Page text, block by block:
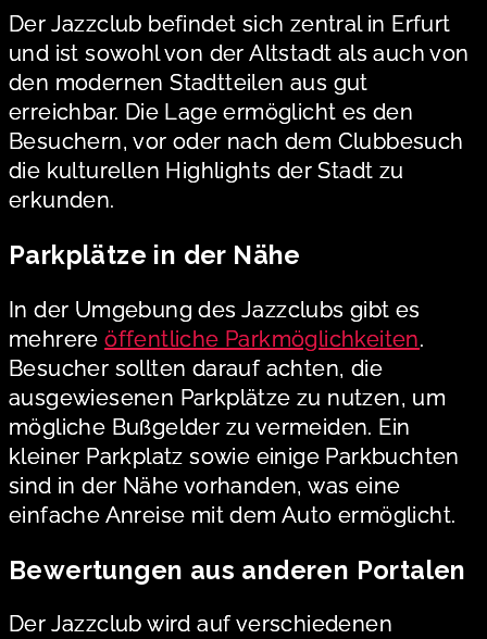
Der Jazzclub befindet sich zentral in Erfurt
und ist sowohl von der Altstadt als auch von
den modernen Stadtteilen aus gut
erreichbar. Die Lage ermöglicht es den
Besuchern, vor oder nach dem Clubbesuch
die kulturellen Highlights der Stadt zu
erkunden.
Parkplätze in der Nähe
In der Umgebung des Jazzclubs gibt es
mehrereöffentliche Parkmöglichkeiten.
Besucher sollten darauf achten, die
ausgewiesenen Parkplätze zu nutzen, um
mögliche Bußgelder zu vermeiden. Ein
kleiner Parkplatz sowie einige Parkbuchten
sind in der Nähe vorhanden, was eine
einfache Anreise mit dem Auto ermöglicht.
Bewertungen aus anderen Portalen
Der Jazzclub wird auf verschiedenen